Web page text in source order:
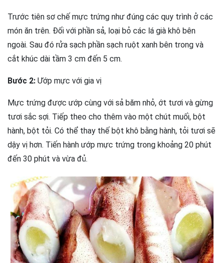
Trước tiên sơ chế mực trứng như đúng các quy trình ở các
món ăn trên. Đối với phần sả, loại bỏ các lá già khô bên
ngoài. Sau đó rửa sạch phần sạch ruột xanh bên trong và
cắt khúc dài tầm 3 cm đến 5 cm.
Bước 2: Ướp mực với gia vị
Mực trứng được ướp cùng với sả băm nhỏ, ớt tươi và gừng
tươi sắc sợi. Tiếp theo cho thêm vào một chút muối, bột
hành, bột tỏi. Có thể thay thế bột khô bằng hành, tỏi tươi sẽ
dậy vị hơn. Tiến hành ướp mực trứng trong khoảng 20 phút
đến 30 phút và vừa đủ.